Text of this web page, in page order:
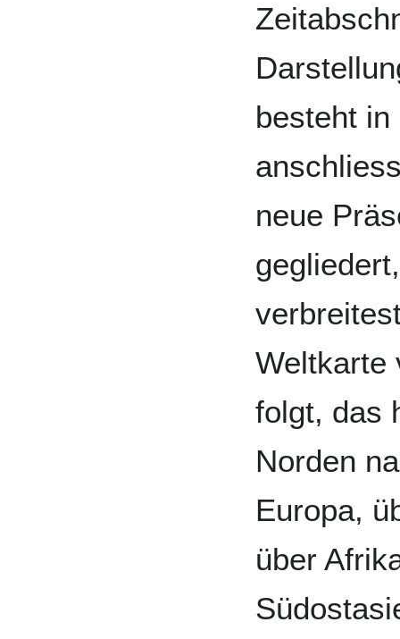
besteht
neue
Weltkarte
folgt, das
Norden
Europa,
über